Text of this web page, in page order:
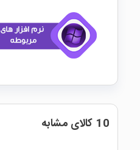
10 کالای مشابه